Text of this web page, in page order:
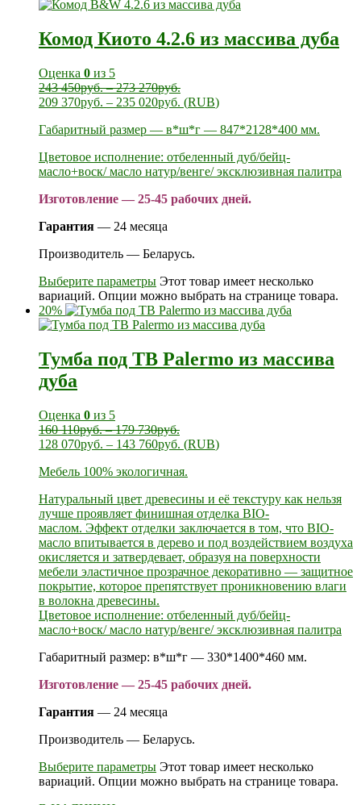
Комод Киото 4.2.6 из массива дуба
Оценка 0 из 5
243 450руб.–273 270руб.
209 370руб. – 235 020руб. (RUB)
Габаритный размер — в*ш*г — 847*2128*400 мм.
Цветовое исполнение: отбеленный дуб/бейц-
масло+воск/ масло натур/венге/ эксклюзивная палитра
Изготовление — 25-45 рабочих дней.
Гарантия — 24 месяца
Производитель — Беларусь.
Выберите параметры Этот товар имеет несколько
вариаций. Опции можно выбрать на странице товара.
20%
Тумба под ТВ Palermo из массива
дуба
Оценка 0 из 5
160 110руб.–179 730руб.
128 070руб. – 143 760руб. (RUB)
Мебель 100% экологичная.
Натуральный цвет древесины и её текстуру как нельзя
лучше проявляет финишная отделка BIO-
маслом. Эффект отделки заключается в том, что BIO-
масло впитывается в дерево и под воздействием воздуха
окисляется и затвердевает, образуя на поверхности
мебели эластичное прозрачное декоративно — защитное
покрытие, которое препятствует проникновению влаги
в волокна древесины.
Цветовое исполнение: отбеленный дуб/бейц-
масло+воск/ масло натур/венге/ эксклюзивная палитра
Габаритный размер: в*ш*г — 330*1400*460 мм.
Изготовление — 25-45 рабочих дней.
Гарантия — 24 месяца
Производитель — Беларусь.
Выберите параметры Этот товар имеет несколько
вариаций. Опции можно выбрать на странице товара.